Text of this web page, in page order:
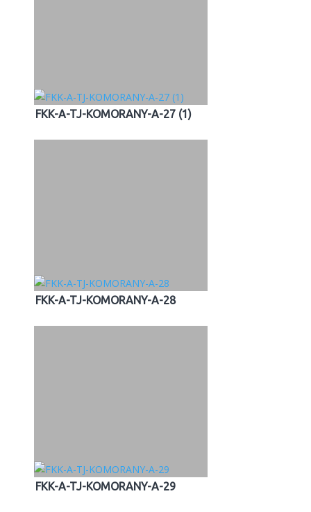
FKK-A-TJ-KOMORANY-A-27 (1)
FKK-A-TJ-KOMORANY-A-28
FKK-A-TJ-KOMORANY-A-29